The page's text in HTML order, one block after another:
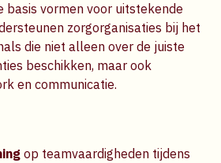
basis vormen voor uitstekende
zorgorganisaties bij het
die niet alleen over de juiste
beschikken, maar ook
en communicatie.
op teamvaardigheden tijdens